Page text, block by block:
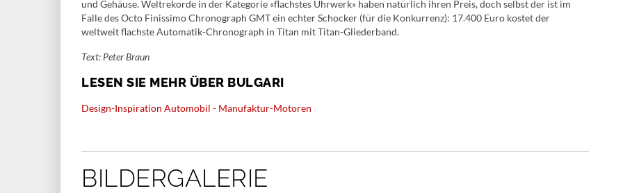
und Gehäuse. Weltrekorde in der Kategorie «flachstes Uhrwerk» haben natürlich ihren Preis, doch selbst der ist im
Falle des Octo Finissimo Chronograph GMT ein echter Schocker (für die Konkurrenz): 17.400 Euro kostet der
weltweit flachste Automatik-Chronograph in Titan mit Titan-Gliederband.
Text: Peter Braun
LESEN SIE MEHR ÜBER BULGARI
Design-Inspiration Automobil - Manufaktur-Motoren
BILDERGALERIE